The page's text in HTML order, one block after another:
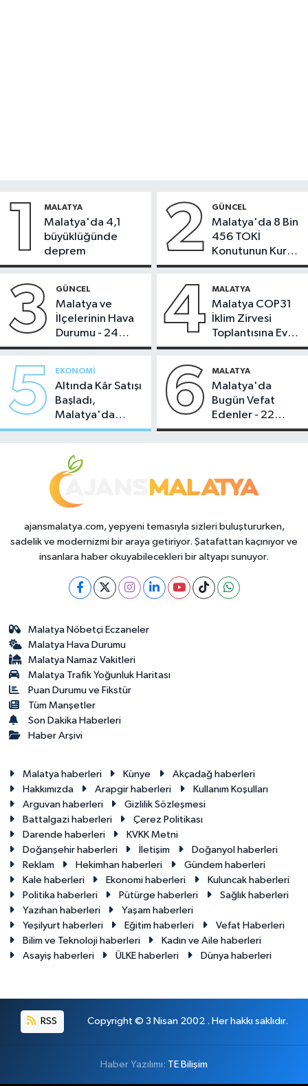
1 MALATYA
Malatya'da 4,1
büyüklüğünde
deprem
2 GÜNCEL
Malatya'da 8 Bin
456 TOKİ
Konutunun Kurası
Bugün Çekiliyor
3 GÜNCEL
Malatya ve
İlçelerinin Hava
Durumu - 24
Temmuz 2026
4 MALATYA
Malatya COP31
İklim Zirvesi
Toplantısına Ev
Sahipliği Yaptı
5 EKONOMI
Altında Kâr Satışı
Başladı,
Malatya'da
Makas Ne
6 MALATYA
Malatya'da
Bugün Vefat
Edenler - 22
Temmuz 2026
ajansmalatya.com, yepyeni temasıyla sizleri buluştururken,
sadelik ve modernizmi bir araya getiriyor. Şatafattan kaçınıyor ve
insanlara haber okuyabilecekleri bir altyapı sunuyor.
Malatya Nöbetçi Eczaneler
Malatya Hava Durumu
Malatya Namaz Vakitleri
Malatya Trafik Yoğunluk Haritası
Puan Durumu ve Fikstür
Tüm Manşetler
Son Dakika Haberleri
Haber Arşivi
Malatya haberleri Künye
Akçadağ haberleri
Hakkımızda
Arapgir haberleri
Kullanım Koşulları
Arguvan haberleri
Gizlilik Sözleşmesi
Battalgazi haberleri
Çerez Politikası
Darende haberleri
KVKK Metni
Doğanşehir haberleri
İletişim
Doğanyol haberleri
Reklam
Hekimhan haberleri
Gündem haberleri
Kale haberleri
Ekonomi haberleri
Kuluncak haberleri
Politika haberleri
Pütürge haberleri
Sağlık haberleri
Yazıhan haberleri
Yaşam haberleri
Yeşilyurt haberleri
Eğitim haberleri
Vefat Haberleri
Bilim ve Teknoloji haberleri
Kadın ve Aile haberleri
Asayiş haberleri
ÜLKE haberleri Dünya haberleri
RSS Copyright © 3 Nisan 2002 . Her hakkı saklıdır.
Haber Yazılımı: TE Bilişim